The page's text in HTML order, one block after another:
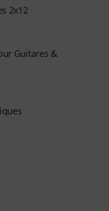
2x12
Guitares &